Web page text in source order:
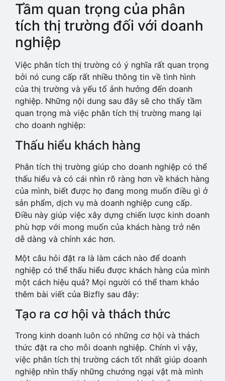
Tầm quan trọng của phân
tích thị trường đối với doanh
nghiệp
Việc phân tích thị trường có ý nghĩa rất quan trọng
bởi nó cung cấp rất nhiều thông tin về tình hình
của thị trường và yếu tố ảnh hưởng đến doanh
nghiệp. Những nội dung sau đây sẽ cho thấy tầm
quan trọng mà việc phân tích thị trường mang lại
cho doanh nghiệp:
Thấu hiểu khách hàng
Phân tích thị trường giúp cho doanh nghiệp có thể
thấu hiểu và có cái nhìn rõ ràng hơn về khách hàng
của mình, biết được họ đang mong muốn điều gì ở
sản phẩm, dịch vụ mà doanh nghiệp cung cấp.
Điều này giúp việc xây dựng chiến lược kinh doanh
phù hợp với mong muốn của khách hàng trở nên
dễ dàng và chính xác hơn.
Một câu hỏi đặt ra là làm cách nào để doanh
nghiệp có thể thấu hiểu được khách hàng của mình
một cách hiệu quả? Mọi người có thể tham khảo
thêm bài viết của Bizfly sau đây:
Tạo ra cơ hội và thách thức
Trong kinh doanh luôn có những cơ hội và thách
thức đặt ra cho mỗi doanh nghiệp. Chính vì vậy,
việc phân tích thị trường cách tốt nhất giúp doanh
nghiệp nhìn thấy những chướng ngại vật mà mình